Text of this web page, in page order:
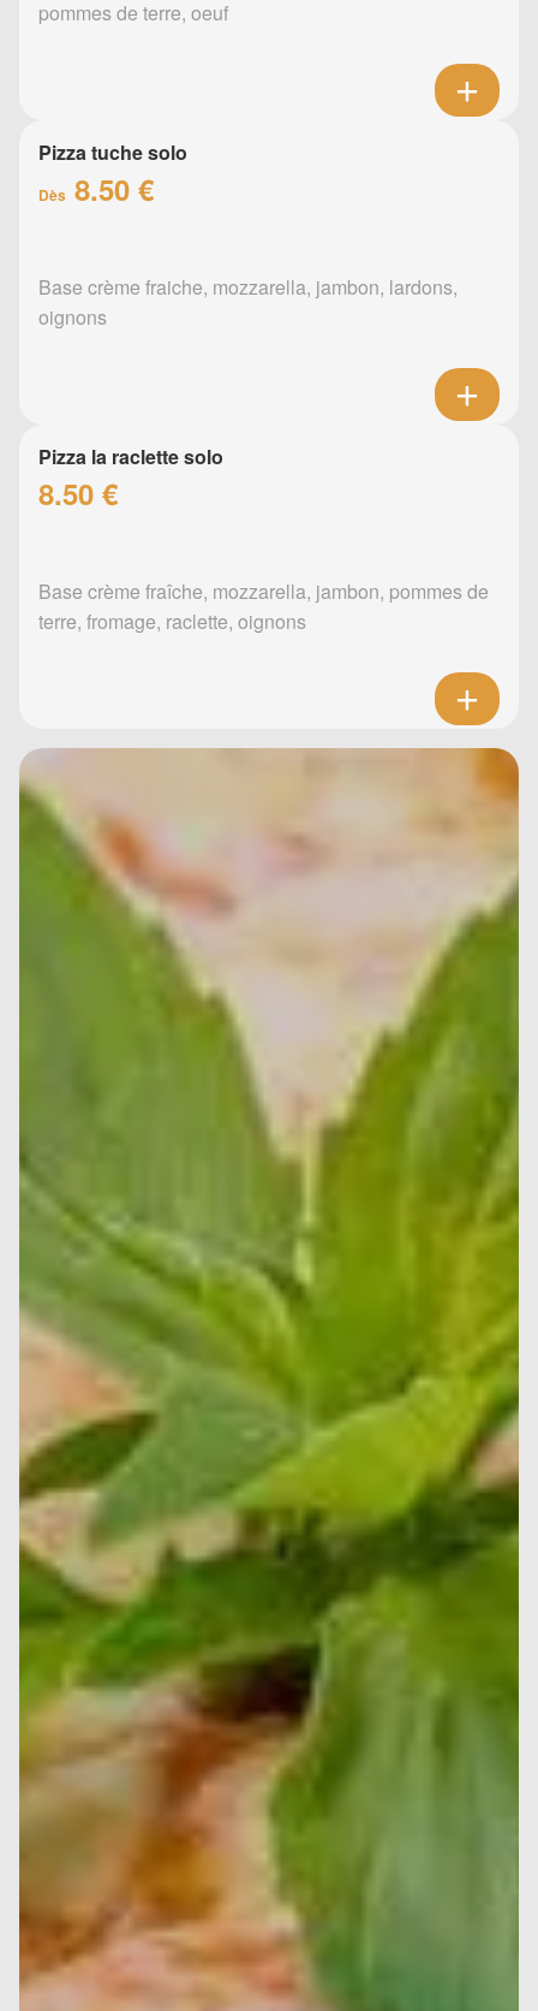
pommes de terre, oeuf
Pizza tuche solo
Dès 8.50 €
Base crème fraiche, mozzarella, jambon, lardons,
oignons
Pizza la raclette solo
8.50 €
Base crème fraîche, mozzarella, jambon, pommes de
terre, fromage, raclette, oignons